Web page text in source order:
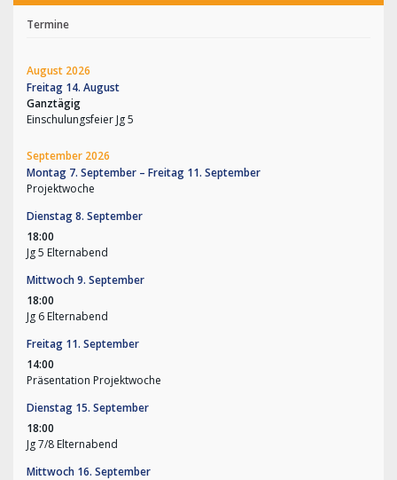
Termine
August 2026
Freitag 14. August
Ganztägig
Einschulungsfeier Jg 5
September 2026
Montag 7. September – Freitag 11. September
Projektwoche
Dienstag8. September
18:00
Jg 5 Elternabend
Mittwoch9. September
18:00
Jg 6 Elternabend
Freitag 11. September
14:00
Präsentation Projektwoche
Dienstag 15. September
18:00
Jg 7/8 Elternabend
Mittwoch 16. September